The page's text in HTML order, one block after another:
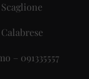
– 091335557